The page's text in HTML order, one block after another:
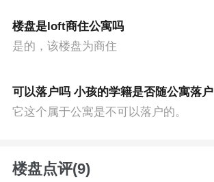
楼盘是loft商住公寓吗
是的，该楼盘为商住
可以落户吗 小孩的学籍是否随公寓落户
它这个属于公寓是不可以落户的。
楼盘点评(9)